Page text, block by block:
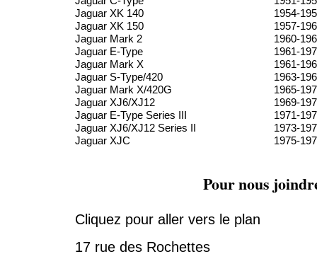
Jaguar XK 140
1954-
Jaguar XK 150
1957-
Jaguar Mark 2
1960-
Jaguar E-Type
1961-
Jaguar Mark X
1961-
Jaguar S-Type/420
1963-
Jaguar Mark X/420G
1965-
Jaguar XJ6/XJ12
1969-
Jaguar E-Type Series III
1971-
Jaguar XJ6/XJ12 Series II
1973-
Jaguar XJC
1975-
Pour nous
Cliquez pour aller vers le plan
17 rue des Rochettes